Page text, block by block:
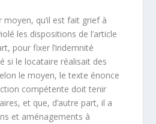
qu’il est fait grief à
les dispositions de l’article
pour fixer l’indemnité
si le locataire réalisait des
le moyen, le texte énonce
compétente doit tenir
et que, d’autre part, il a
et aménagements à